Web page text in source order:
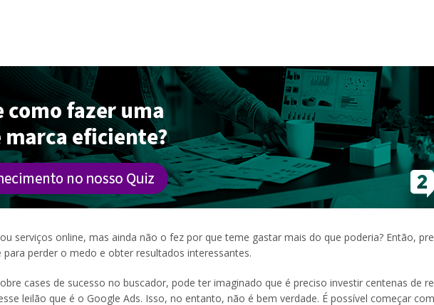
serviços online, mas ainda não o fez por que teme gastar mais do que poderia? Então,
perder o medo e obter resultados interessantes.
cases de sucesso no buscador, pode ter imaginado que é preciso investir centenas de
leilão que é o Google Ads. Isso, no entanto, não é bem verdade. É possível começar